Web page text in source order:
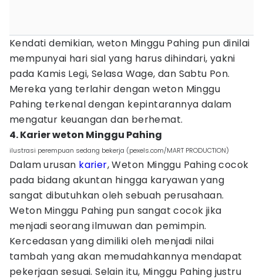
Kendati demikian, weton Minggu Pahing pun dinilai
mempunyai hari sial yang harus dihindari, yakni
pada Kamis Legi, Selasa Wage, dan Sabtu Pon.
Mereka yang terlahir dengan weton Minggu
Pahing terkenal dengan kepintarannya dalam
mengatur keuangan dan berhemat.
4. Karier weton Minggu Pahing
ilustrasi perempuan sedang bekerja (pexels.com/MART PRODUCTION)
Dalam urusan karier, Weton Minggu Pahing cocok
pada bidang akuntan hingga karyawan yang
sangat dibutuhkan oleh sebuah perusahaan.
Weton Minggu Pahing pun sangat cocok jika
menjadi seorang ilmuwan dan pemimpin.
Kercedasan yang dimiliki oleh menjadi nilai
tambah yang akan memudahkannya mendapat
pekerjaan sesuai. Selain itu, Minggu Pahing justru